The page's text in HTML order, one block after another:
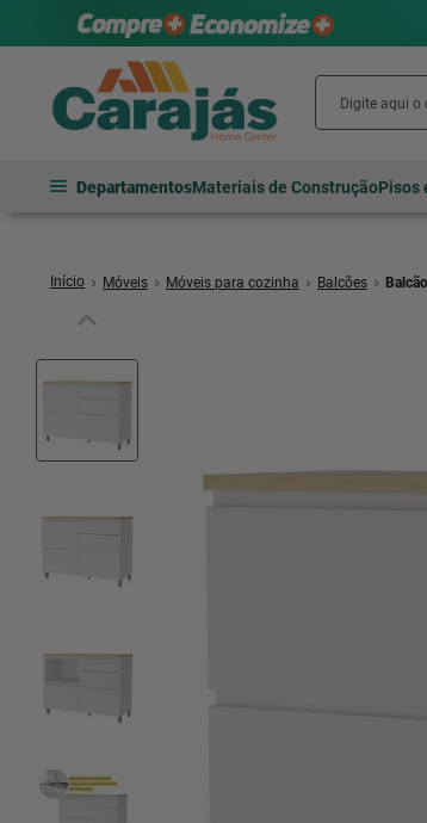
DepartamentosMateriais de ConstruçãoPisos
Móveis Móveis para cozinha Balcões